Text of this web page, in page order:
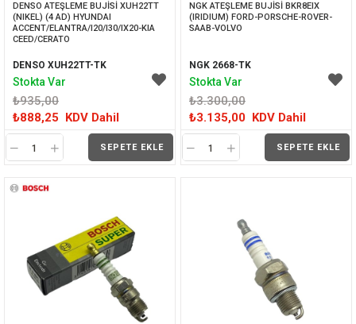
DENSO ATEŞLEME BUJİSİ XUH22TT
(NIKEL) (4 AD) HYUNDAI
ACCENT/ELANTRA/I20/I30/IX20-KIA
CEED/CERATO
DENSO XUH22TT-TK
₺935,00
₺888,25 KDV Dahil
SEPETE EKLE
Stokta Var
NGK ATEŞLEME BUJİSİ BKR8EIX
(IRIDIUM) FORD-PORSCHE-ROVER-
SAAB-VOLVO
NGK 2668-TK
₺3.300,00
₺3.135,00 KDV Dahil
SEPETE EKLE
Stokta Var